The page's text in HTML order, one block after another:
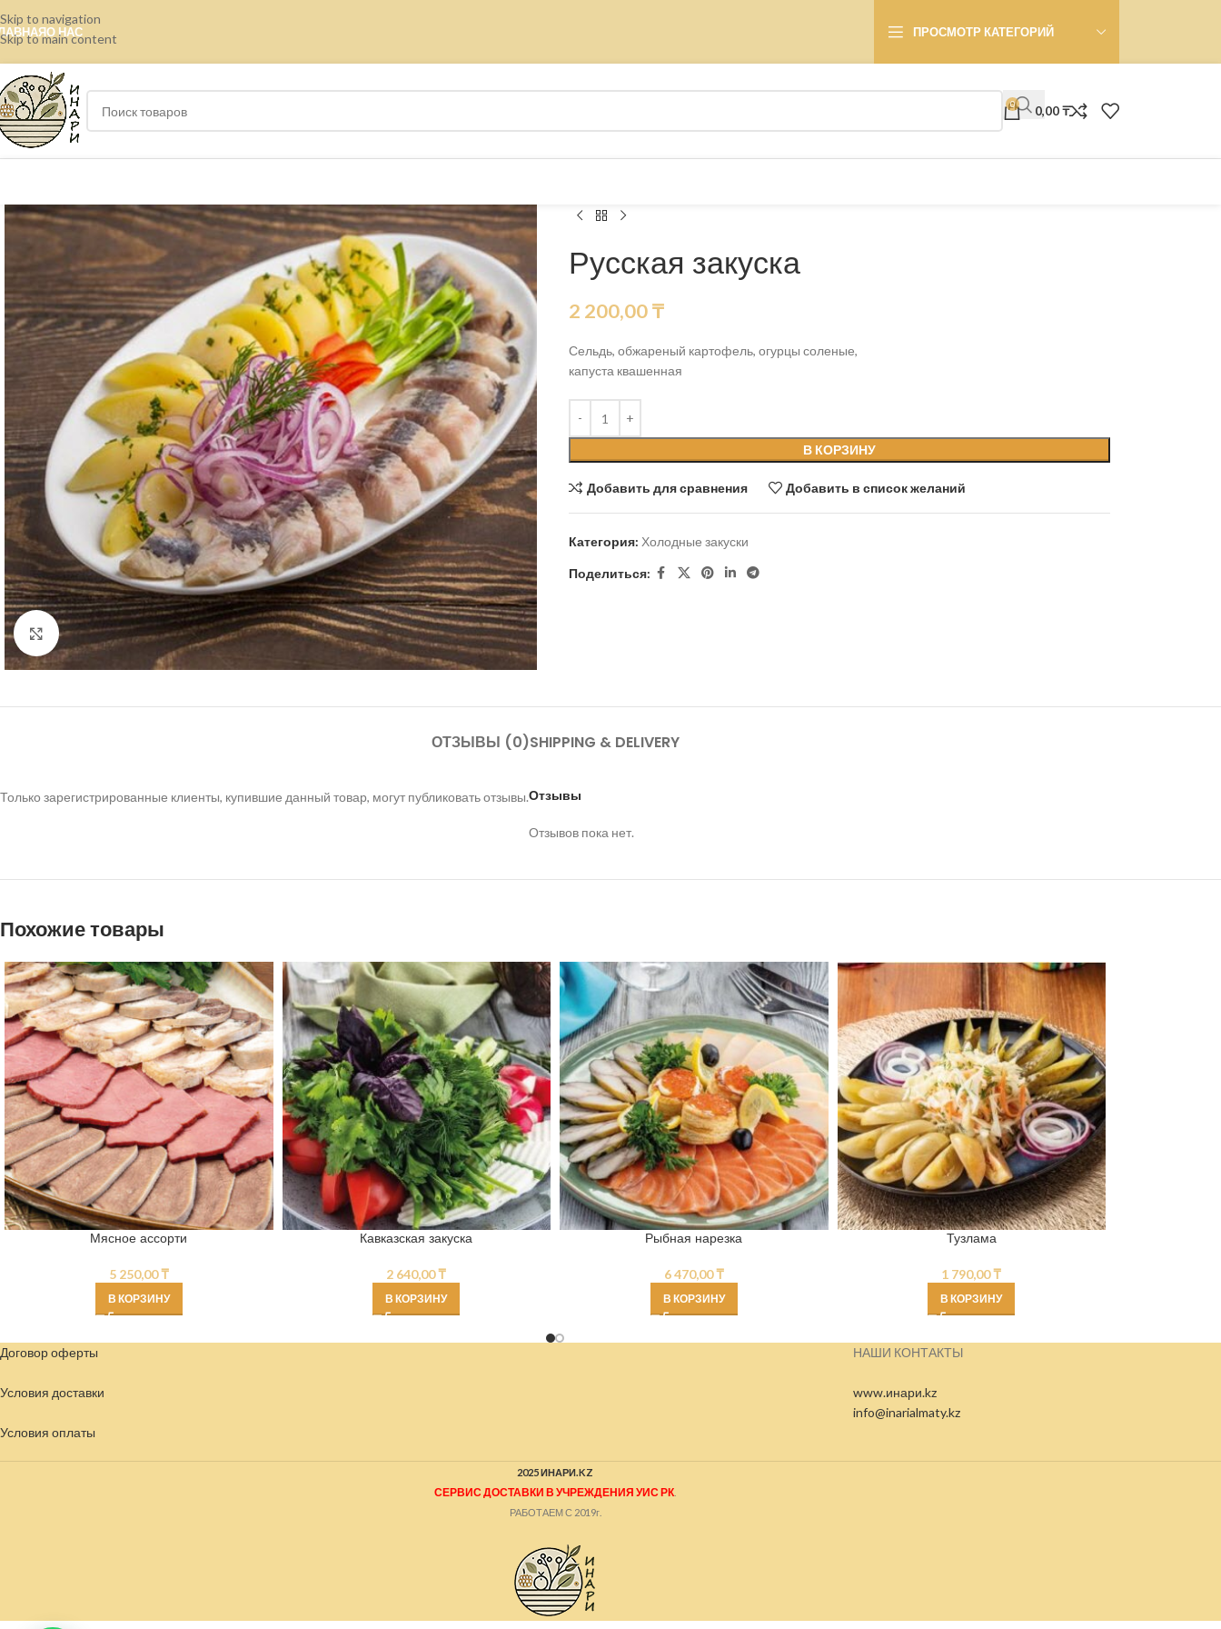
Skip to navigation
Skip to main content
О НАС ПРОСМОТР КАТЕГОРИЙ
0 0,00₸
Нажмите, чтобы увеличить
Русская закуска
2 200,00₸
Сельдь, обжареный картофель, огурцы соленые,
капуста квашенная
В КОРЗИНУ
Добавить для сравнения Добавить в список желаний
Категория: Холодные закуски
Поделиться:
ОТЗЫВЫ (0)SHIPPING & DELIVERY
Отзывы
Отзывов пока нет.
Только зарегистрированные клиенты, купившие данный товар, могут публиковать отзывы.
Похожие товары
Мясное ассорти
5 250,00₸
В КОРЗИНУ
Кавказская закуска
2 640,00₸
В КОРЗИНУ
Рыбная нарезка
6 470,00₸
В КОРЗИНУ
Тузлама
1 790,00₸
В КОРЗИНУ
Договор оферты
Условия доставки
Условия оплаты
НАШИ КОНТАКТЫ
www.инари.kz
info@inarialmaty.kz
2025 ИНАРИ.KZ
СЕРВИС ДОСТАВКИ В УЧРЕЖДЕНИЯ УИС РК
РАБОТАЕМ С 2019г.